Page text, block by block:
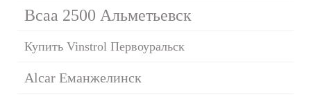
Bcaa 2500 Альметьевск
Купить Vinstrol Первоуральск
Alcar Еманжелинск